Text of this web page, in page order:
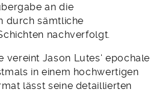
an die
durch sämtliche
nachverfolgt.
vereint Jason Lutes‘ epochale
in einem hochwertigen
lässt seine detaillierten